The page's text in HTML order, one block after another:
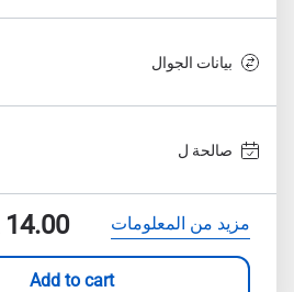
بيانات الجوال
صالحة ل
مزيد من المعلومات
Add to cart